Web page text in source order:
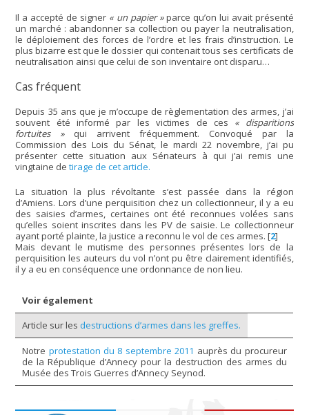
Il a accepté de signer « un papier »parce qu’on lui avait présenté
un marché : abandonner sa collection ou payer la neutralisation,
le déploiement des forces de l’ordre et les frais d’instruction. Le
plus bizarre est que le dossier qui contenait tous ses certificats de
neutralisation ainsi que celui de son inventaire ont disparu…
Cas fréquent
Depuis 35 ans que je m’occupe de règlementation des armes, j’ai
souvent été informé par les victimes de ces « disparitions
fortuites »qui arrivent fréquemment. Convoqué par la
Commission des Lois du Sénat, le mardi 22 novembre, j’ai pu
présenter cette situation aux Sénateurs à qui j’ai remis une
vingtaine detirage de cet article.
La situation la plus révoltante s’est passée dans la région
d’Amiens. Lors d’une perquisition chez un collectionneur, il y a eu
des saisies d’armes, certaines ont été reconnues volées sans
qu’elles soient inscrites dans les PV de saisie. Le collectionneur
ayant porté plainte, la justice a reconnu le vol de ces armes. [2]
Mais devant le mutisme des personnes présentes lors de la
perquisition les auteurs du vol n’ont pu être clairement identifiés,
il y a eu en conséquence une ordonnance de non lieu.
Voir également
Article sur les destructions d’armes dans les greffes.
Notre protestation du 8 septembre 2011 auprès du procureur
de la République d’Annecy pour la destruction des armes du
Musée des Trois Guerres d’Annecy Seynod.